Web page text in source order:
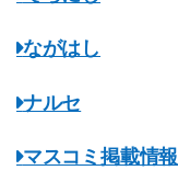
ながはし
ナルセ
マスコミ掲載情報